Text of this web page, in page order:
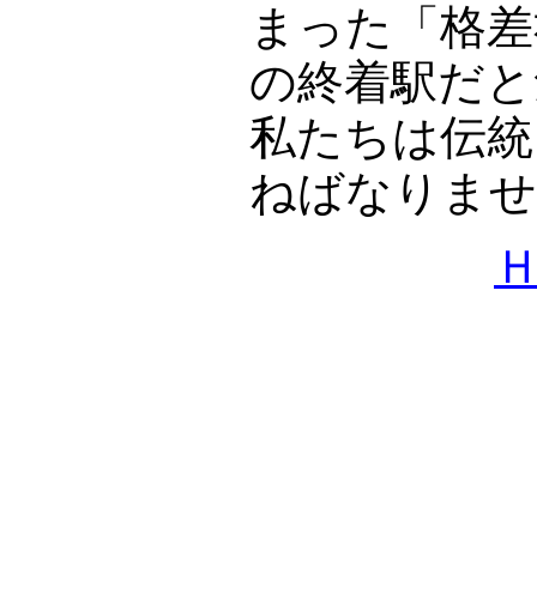
まった「格
の終着駅だ
私たちは伝
ねばなりま